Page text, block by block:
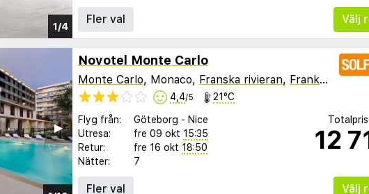
1/4
Fler val
Välj
▶︎
Novotel Monte Carlo
Monte Carlo, Monaco, Franska rivieran, Frankrike
4,4/5 21°C
Flyg från: Göteborg - Nice
Utresa:
fre 09 okt 15:35
Retur:
fre 16 okt 18:50
Nätter:
7
Totalpris
12
Fler val
Välj